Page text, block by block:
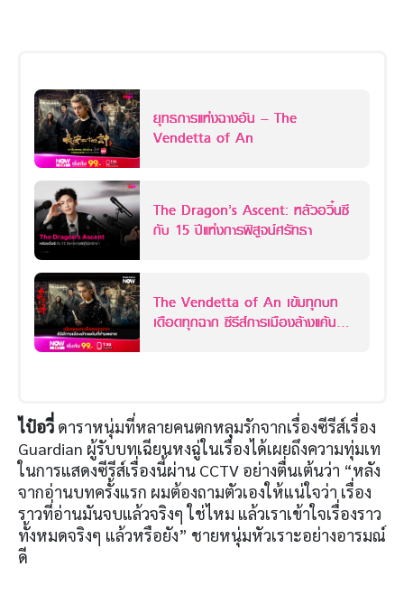
ยุทธการแห่งฉางอัน – The
Vendetta of An
The Dragon’s Ascent: หลัวอวิ๋นซี
กับ 15 ปีแห่งการพิสูจน์ศรัทธา
The Vendetta of An เข้มทุกบท
เดือดทุกฉาก ซีรีส์การเมืองล้างแค้นที่
ไป๋อวี่ ดาราหนุ่มที่หลายคนตกหลุมรักจากเรื่องซีรีส์เรื่อง
Guardian ผู้รับบทเฉียนหงฉู่ในเรื่องได้เผยถึงความทุ่มเท
ในการแสดงซีรีส์เรื่องนี้ผ่าน CCTV อย่างตื่นเต้นว่า “หลัง
จากอ่านบทครั้งแรก ผมต้องถามตัวเองให้แน่ใจว่า เรื่อง
ราวที่อ่านมันจบแล้วจริงๆ ใช่ไหม แล้วเราเข้าใจเรื่องราว
ทั้งหมดจริงๆ แล้วหรือยัง” ชายหนุ่มหัวเราะอย่างอารมณ์
ดี